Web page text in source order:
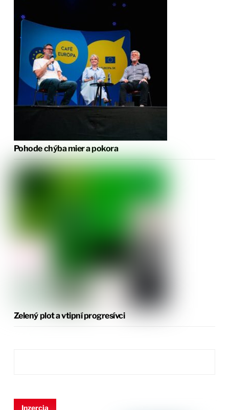
Pohode chýba mier a pokora
Zelený plot a vtipní progresívci
Inzercia